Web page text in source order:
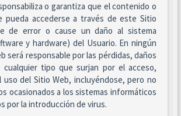
o garantiza que el contenido o
pueda accederse a través de este Sitio
de error o cause un daño al sistema
y hardware) del Usuario. En ningún
será responsable por las pérdidas, daños
tipo que surjan por el acceso,
uso del Sitio Web, incluyéndose, pero no
ocasionados a los sistemas informáticos
por la introducción de virus.